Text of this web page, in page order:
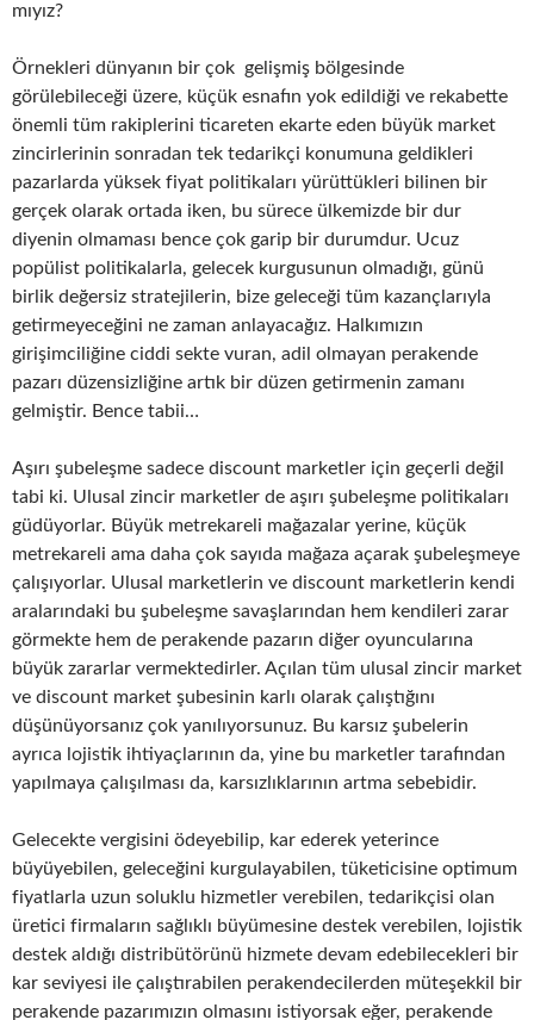
mıyız?
Örnekleri dünyanın bir çok gelişmiş bölgesinde
görülebileceği üzere, küçük esnafın yok edildiği ve rekabette
önemli tüm rakiplerini ticareten ekarte eden büyük market
zincirlerinin sonradan tek tedarikçi konumuna geldikleri
pazarlarda yüksek fiyat politikaları yürüttükleri bilinen bir
gerçek olarak ortada iken, bu sürece ülkemizde bir dur
diyenin olmaması bence çok garip bir durumdur. Ucuz
popülist politikalarla, gelecek kurgusunun olmadığı, günü
birlik değersiz stratejilerin, bize geleceği tüm kazançlarıyla
getirmeyeceğini ne zaman anlayacağız. Halkımızın
girişimciliğine ciddi sekte vuran, adil olmayan perakende
pazarı düzensizliğine artık bir düzen getirmenin zamanı
gelmiştir. Bence tabii…
Aşırı şubeleşme sadece discount marketler için geçerli değil
tabi ki. Ulusal zincir marketler de aşırı şubeleşme politikaları
güdüyorlar. Büyük metrekareli mağazalar yerine, küçük
metrekareli ama daha çok sayıda mağaza açarak şubeleşmeye
çalışıyorlar. Ulusal marketlerin ve discount marketlerin kendi
aralarındaki bu şubeleşme savaşlarından hem kendileri zarar
görmekte hem de perakende pazarın diğer oyuncularına
büyük zararlar vermektedirler. Açılan tüm ulusal zincir market
ve discount market şubesinin karlı olarak çalıştığını
düşünüyorsanız çok yanılıyorsunuz. Bu karsız şubelerin
ayrıca lojistik ihtiyaçlarının da, yine bu marketler tarafından
yapılmaya çalışılması da, karsızlıklarının artma sebebidir.
Gelecekte vergisini ödeyebilip, kar ederek yeterince
büyüyebilen, geleceğini kurgulayabilen, tüketicisine optimum
fiyatlarla uzun soluklu hizmetler verebilen, tedarikçisi olan
üretici firmaların sağlıklı büyümesine destek verebilen, lojistik
destek aldığı distribütörünü hizmete devam edebilecekleri bir
kar seviyesi ile çalıştırabilen perakendecilerden müteşekkil bir
perakende pazarımızın olmasını istiyorsak eğer, perakende